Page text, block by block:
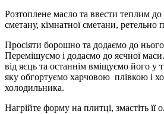
Розтоплене масло та ввести теплим
сметану, кімнатної сметани, ретельно
Просіяти борошно та додаємо до
Перемішуємо і додаємо до яєчної
від яєць та останнім вміщуємо його у
яку обгортуємо харчовою плівкою і
холодильника.
Нагрійте форму на плитці, змастіть її